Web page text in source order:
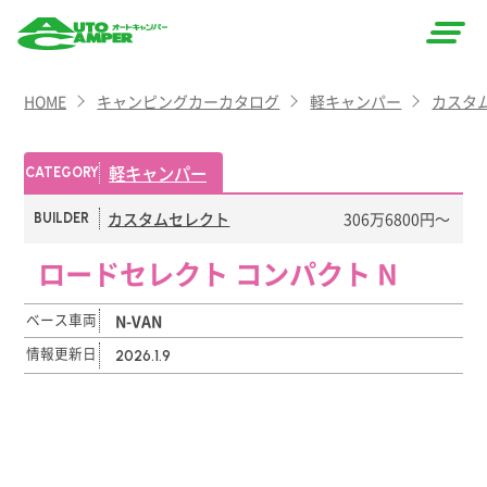
CAMPER
（オート
キャン
パー）
HOME キャンピングカーカタログ 軽キャンパー カスタ
CATEGORY 軽キャンパー
BUILDER カスタムセレクト 306万6800円〜
ロードセレクト コンパクト N
ベース車両 N-VAN
情報更新日 2026.1.9